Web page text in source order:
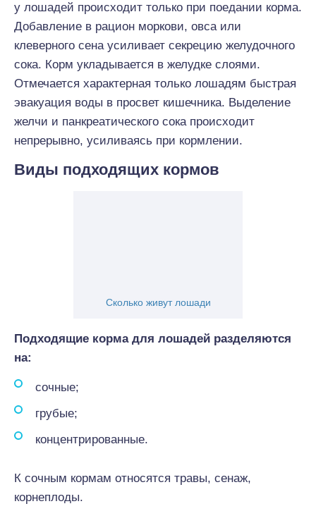
у лошадей происходит только при поедании корма.
Добавление в рацион моркови, овса или
клеверного сена усиливает секрецию желудочного
сока. Корм укладывается в желудке слоями.
Отмечается характерная только лошадям быстрая
эвакуация воды в просвет кишечника. Выделение
желчи и панкреатического сока происходит
непрерывно, усиливаясь при кормлении.
Виды подходящих кормов
Сколько живут лошади
Подходящие корма для лошадей разделяются
на:
сочные;
грубые;
концентрированные.
К сочным кормам относятся травы, сенаж,
корнеплоды.